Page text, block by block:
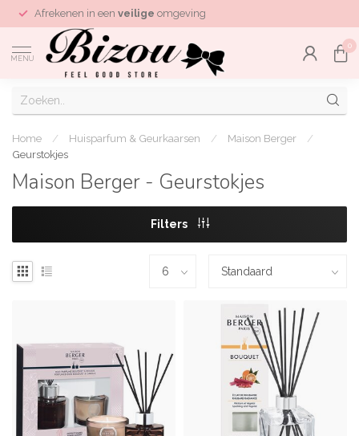
Afrekenen in een veilige omgeving
MENU
0
Home / Huisparfum & Geurkaarsen / Maison Berger
/
Geurstokjes
Maison Berger - Geurstokjes
Filters